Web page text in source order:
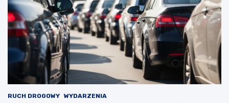
RUCH DROGOWY WYDARZENIA